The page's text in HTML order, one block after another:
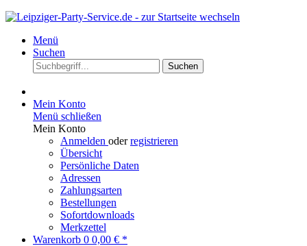
Menü
Suchen
Suchen
Mein Konto
Menü schließen
Mein Konto
Anmelden oderregistrieren
Übersicht
Persönliche Daten
Adressen
Zahlungsarten
Bestellungen
Sofortdownloads
Merkzettel
Warenkorb 0 0,00 € *